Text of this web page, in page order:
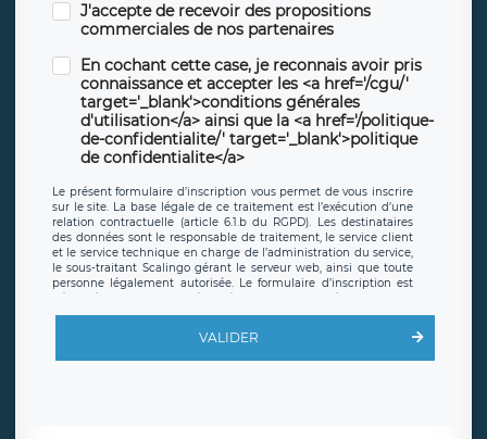
J'accepte de recevoir des propositions
commerciales de nos partenaires
En cochant cette case, je reconnais avoir pris
connaissance et accepter les <a href='/cgu/'
target='_blank'>conditions générales
d'utilisation</a> ainsi que la <a href='/politique-
de-confidentialite/' target='_blank'>politique
de confidentialite</a>
Le présent formulaire d’inscription vous permet de vous inscrire
sur le site. La base légale de ce traitement est l’exécution d’une
relation contractuelle (article 6.1.b du RGPD). Les destinataires
des données sont le responsable de traitement, le service client
et le service technique en charge de l’administration du service,
le sous-traitant Scalingo gérant le serveur web, ainsi que toute
personne légalement autorisée. Le formulaire d’inscription est
offrant desclauses de protection conformes au RGPD. Les
en sollicite la suppression, étant entendu que vous pouvez
demander la suppression de vos données et retirer votre
VALIDER